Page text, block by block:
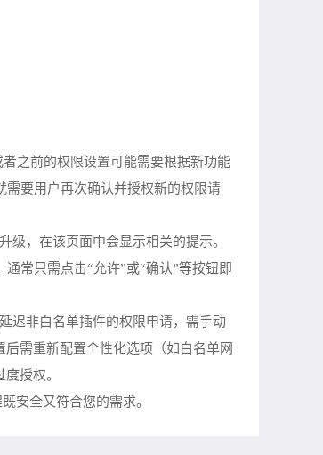
之前的权限设置可能需要根据新功能
要用户再次确认并授权新的权限请
级，在该页面中会显示相关的提示。
常只需点击“允许”或“确认”等按钮即
迟非白名单插件的权限申请，需手动
需重新配置个性化选项（如白名单网
授权。
安全又符合您的需求。